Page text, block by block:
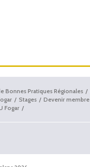
Bonnes Pratiques Régionales
Stages Devenir membre
Fogar